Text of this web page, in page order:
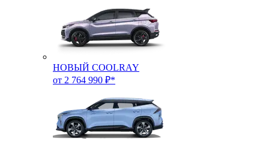
НОВЫЙ COOLRAY
от 2 764 990 ₽*